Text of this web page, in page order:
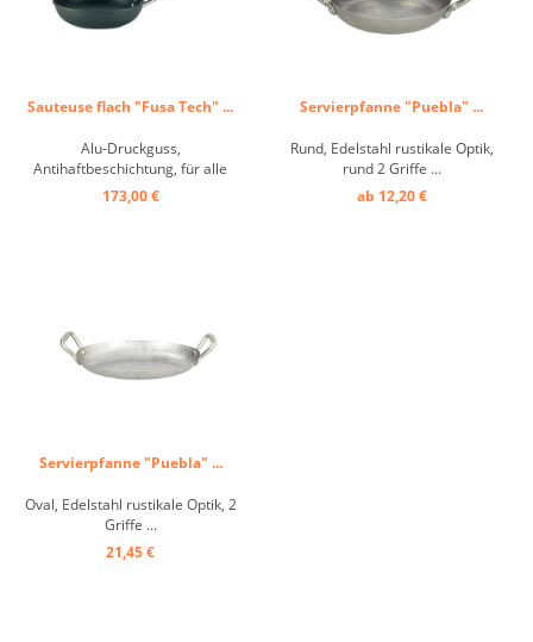
Sauteuse flach "Fusa Tech" ...
Alu-Druckguss,
Antihaftbeschichtung, für alle
Herdarten ...
173,00 €
Servierpfanne "Puebla" ...
Rund, Edelstahl rustikale Optik,
rund 2 Griffe ...
ab 12,20 €
Servierpfanne "Puebla" ...
Oval, Edelstahl rustikale Optik, 2
Griffe ...
21,45 €